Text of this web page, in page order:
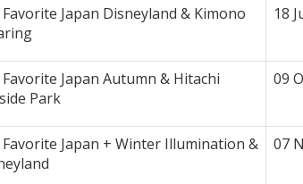
Japan Disneyland & Kimono
18
Japan Autumn & Hitachi
Park
09
Favorite Japan + Winter Illumination &
07